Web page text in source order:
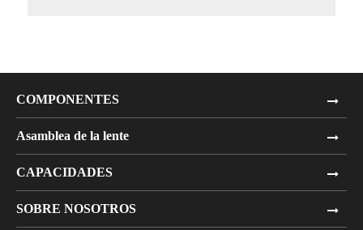
COMPONENTES
Asamblea de la lente
CAPACIDADES
SOBRE NOSOTROS